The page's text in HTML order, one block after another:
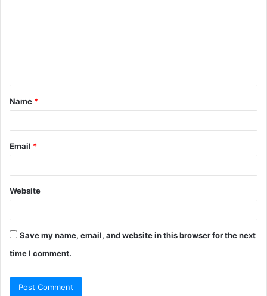
t
*
Name *
Email *
Website
Save my name, email, and website in this browser for the next
time I comment.